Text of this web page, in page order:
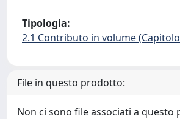
Tipologia:
2.1 Contributo in volume
File in questo prodotto:
Non ci sono file associati a questo